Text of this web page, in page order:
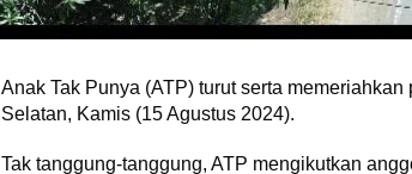
Anak Tak Punya (ATP) turut serta
Selatan, Kamis (15 Agustus 2024).
Tak tanggung-tanggung, ATP mengikutkan